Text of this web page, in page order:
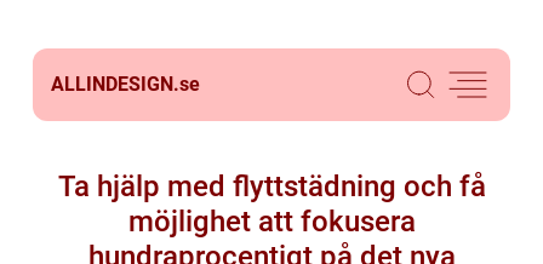
ALLINDESIGN.se
Ta hjälp med flyttstädning och få
möjlighet att fokusera
hundraprocentigt på det nya